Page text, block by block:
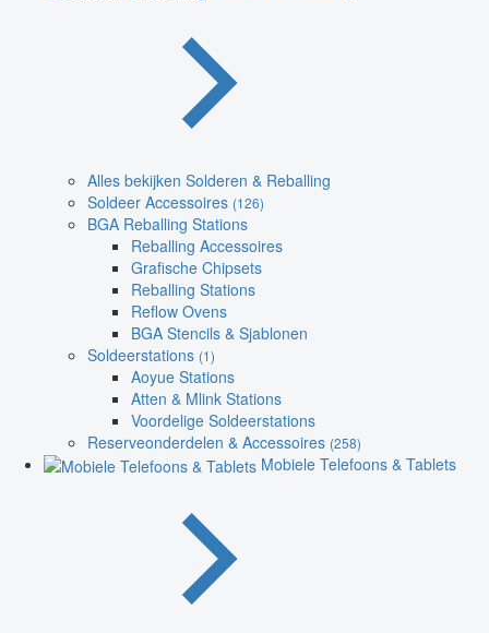
Alles bekijken Solderen & Reballing
Soldeer Accessoires (126)
BGA Reballing Stations
Reballing Accessoires
Grafische Chipsets
Reballing Stations
Reflow Ovens
BGA Stencils & Sjablonen
Soldeerstations (1)
Aoyue Stations
Atten & Mlink Stations
Voordelige Soldeerstations
Reserveonderdelen & Accessoires (258)
Mobiele Telefoons & Tablets